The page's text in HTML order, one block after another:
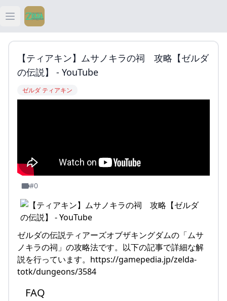
Open main menu
ティアキン
【ティアキン】ムサノキラの祠 攻略【ゼルダ
の伝説】 - YouTube
ゼルダ ティアキン
#0
ゼルダの伝説ティアーズオブザキングダムの「ムサ
ノキラの祠」の攻略法です。以下の記事で詳細な解
説を行っています。https://gamepedia.jp/zelda-
totk/dungeons/3584
FAQ